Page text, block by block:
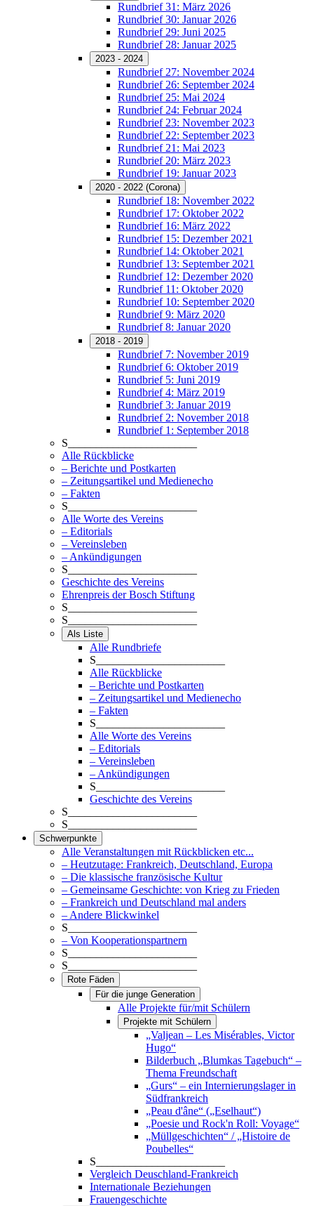
Rundbrief 31: März 2026
Rundbrief 30: Januar 2026
Rundbrief 29: Juni 2025
Rundbrief 28: Januar 2025
2023 - 2024
Rundbrief 27: November 2024
Rundbrief 26: September 2024
Rundbrief 25: Mai 2024
Rundbrief 24: Februar 2024
Rundbrief 23: November 2023
Rundbrief 22: September 2023
Rundbrief 21: Mai 2023
Rundbrief 20: März 2023
Rundbrief 19: Januar 2023
2020 - 2022 (Corona)
Rundbrief 18: November 2022
Rundbrief 17: Oktober 2022
Rundbrief 16: März 2022
Rundbrief 15: Dezember 2021
Rundbrief 14: Oktober 2021
Rundbrief 13: September 2021
Rundbrief 12: Dezember 2020
Rundbrief 11: Oktober 2020
Rundbrief 10: September 2020
Rundbrief 9: März 2020
Rundbrief 8: Januar 2020
2018 - 2019
Rundbrief 7: November 2019
Rundbrief 6: Oktober 2019
Rundbrief 5: Juni 2019
Rundbrief 4: März 2019
Rundbrief 3: Januar 2019
Rundbrief 2: November 2018
Rundbrief 1: September 2018
S_______________________
Alle Rückblicke
– Berichte und Postkarten
– Zeitungsartikel und Medienecho
– Fakten
S_______________________
Alle Worte des Vereins
– Editorials
– Vereinsleben
– Ankündigungen
S_______________________
Geschichte des Vereins
Ehrenpreis der Bosch Stiftung
S_______________________
S_______________________
Als Liste
Alle Rundbriefe
S_______________________
Alle Rückblicke
– Berichte und Postkarten
– Zeitungsartikel und Medienecho
– Fakten
S_______________________
Alle Worte des Vereins
– Editorials
– Vereinsleben
– Ankündigungen
S_______________________
Geschichte des Vereins
S_______________________
S_______________________
Schwerpunkte
Alle Veranstaltungen mit Rückblicken etc...
– Heutzutage: Frankreich, Deutschland, Europa
– Die klassische französische Kultur
– Gemeinsame Geschichte: von Krieg zu Frieden
– Frankreich und Deutschland mal anders
– Andere Blickwinkel
S_______________________
– Von Kooperationspartnern
S_______________________
S_______________________
Rote Fäden
Für die junge Generation
Alle Projekte für/mit Schülern
Projekte mit Schülern
„Valjean – Les Misérables, Victor
Hugo“
Bilderbuch „Blumkas Tagebuch“ –
Thema Freundschaft
„Gurs“ – ein Internierungslager in
Südfrankreich
„Peau d'âne“ („Eselhaut“)
„Poesie und Rock'n Roll: Voyage“
„Müllgeschichten“ / „Histoire de
Poubelles“
S_______________________
Vergleich Deuschland-Frankreich
Internationale Beziehungen
Frauengeschichte